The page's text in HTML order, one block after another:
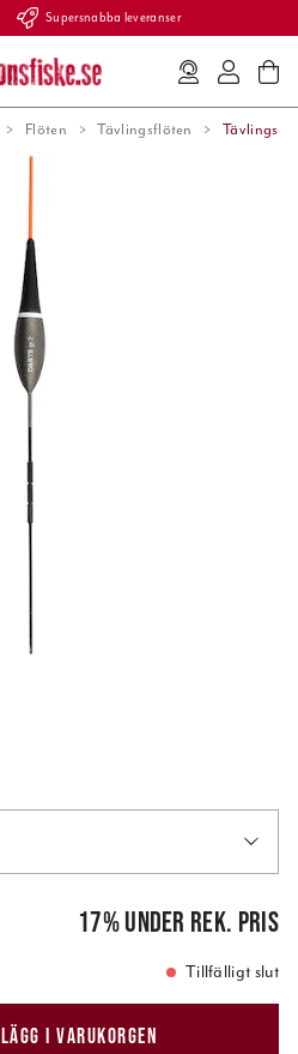
Supersnabba leveranser
Flöten Tävlingsflöten
35,00 kr
17%under rek. pris
Tillfälligt slut
LÄGG I VARUKORGEN